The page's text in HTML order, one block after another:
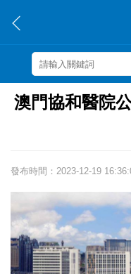
澳門協和醫院
發布時間：2023-12-19